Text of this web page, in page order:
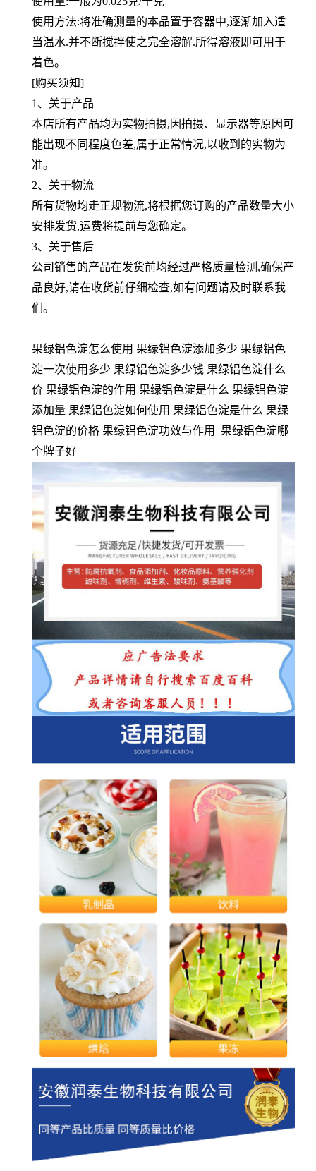
使用方法:将准确测量的本品置于容器中,逐渐加入适
当温水.并不断搅拌使之完全溶解.所得溶液即可用于
着色。
[购买须知]
1、关于产品
本店所有产品均为实物拍摄,因拍摄、显示器等原因可
能出现不同程度色差,属于正常情况,以收到的实物为
准。
2、关于物流
所有货物均走正规物流,将根据您订购的产品数量大小
安排发货,运费将提前与您确定。
3、关于售后
公司销售的产品在发货前均经过严格质量检测,确保产
品良好,请在收货前仔细检查,如有问题请及时联系我
们。
果绿铝色淀怎么使用 果绿铝色淀添加多少 果绿铝色
淀一次使用多少 果绿铝色淀多少钱 果绿铝色淀什么
价 果绿铝色淀的作用 果绿铝色淀是什么 果绿铝色淀
添加量 果绿铝色淀如何使用 果绿铝色淀是什么 果绿
铝色淀的价格 果绿铝色淀功效与作用 果绿铝色淀哪
个牌子好